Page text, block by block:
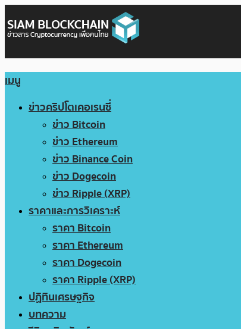
เมนู
ข่าวคริปโตเคอเรนซี่
ข่าว Bitcoin
ข่าว Ethereum
ข่าว Binance Coin
ข่าว Dogecoin
ข่าว Ripple (XRP)
ราคาและการวิเคราะห์
ราคา Bitcoin
ราคา Ethereum
ราคา Dogecoin
ราคา Ripple (XRP)
ปฏิทินเศรษฐกิจ
บทความ